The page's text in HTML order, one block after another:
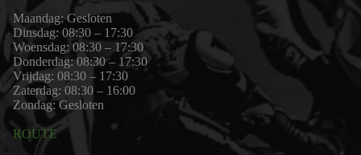
Maandag: Gesloten
Dinsdag: 08:30 – 17:30
Woensdag: 08:30 – 17:30
Donderdag: 08:30 – 17:30
Vrijdag: 08:30 – 17:30
Zaterdag: 08:30 – 16:00
Zondag: Gesloten
ROUTE